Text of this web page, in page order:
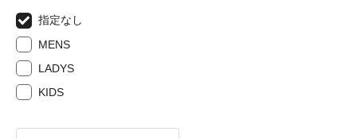
指定なし
MENS
LADYS
KIDS